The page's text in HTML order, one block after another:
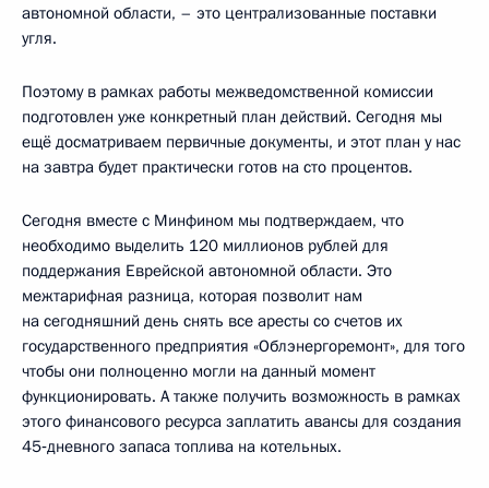
автономной области, – это централизованные поставки
угля.
Поэтому в рамках работы межведомственной комиссии
подготовлен уже конкретный план действий. Сегодня мы
ещё досматриваем первичные документы, и этот план у нас
на завтра будет практически готов на сто процентов.
Сегодня вместе с Минфином мы подтверждаем, что
необходимо выделить 120 миллионов рублей для
поддержания Еврейской автономной области. Это
межтарифная разница, которая позволит нам
на сегодняшний день снять все аресты со счетов их
государственного предприятия «Облэнергоремонт», для того
чтобы они полноценно могли на данный момент
функционировать. А также получить возможность в рамках
этого финансового ресурса заплатить авансы для создания
45‑дневного запаса топлива на котельных.